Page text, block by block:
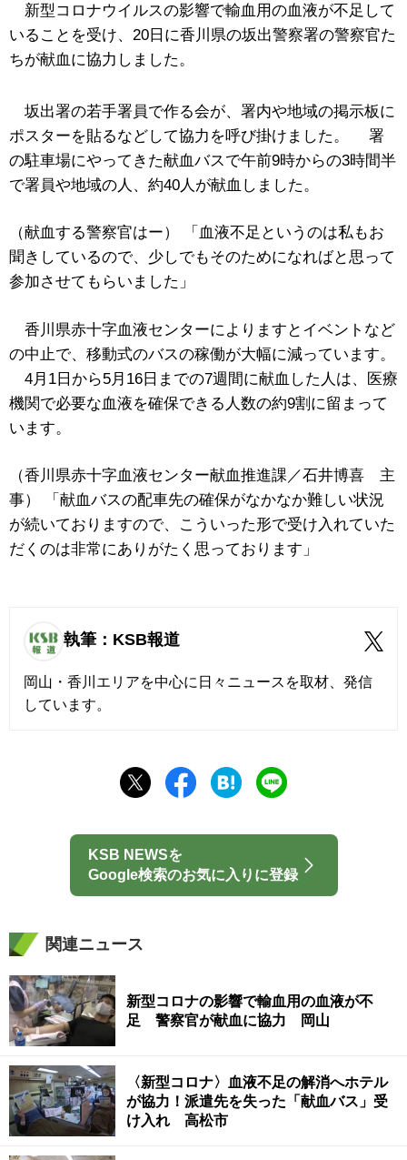
新型コロナウイルスの影響で輸血用の血液が不足して
いることを受け、20日に香川県の坂出警察署の警察官た
ちが献血に協力しました。
坂出署の若手署員で作る会が、署内や地域の掲示板に
ポスターを貼るなどして協力を呼び掛けました。 署
の駐車場にやってきた献血バスで午前9時からの3時間半
で署員や地域の人、約40人が献血しました。
（献血する警察官はー） 「血液不足というのは私もお
聞きしているので、少しでもそのためになればと思って
参加させてもらいました」
香川県赤十字血液センターによりますとイベントなど
の中止で、移動式のバスの稼働が大幅に減っています。
4月1日から5月16日までの7週間に献血した人は、医療
機関で必要な血液を確保できる人数の約9割に留まって
います。
（香川県赤十字血液センター献血推進課／石井博喜 主
事） 「献血バスの配車先の確保がなかなか難しい状況
が続いておりますので、こういった形で受け入れていた
だくのは非常にありがたく思っております」
執筆：KSB報道
岡山・香川エリアを中心に日々ニュースを取材、発信
しています。
KSB NEWSを
Google検索のお気に入りに登録
関連ニュース
新型コロナの影響で輸血用の血液が不
足 警察官が献血に協力 岡山
〈新型コロナ〉血液不足の解消へホテル
が協力！派遣先を失った「献血バス」受
け入れ 高松市